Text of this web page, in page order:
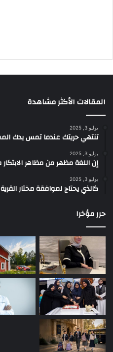
المقالات الأكثر مشاهدة
يوليو 3, 2025
تنتهي حريتك عندما تمس يدك
يوليو 3, 2025
إن اللغة مظهر من مظاهر
يوليو 3, 2025
كالذي يحتاج لموافقة مختار
حرر مؤخرا